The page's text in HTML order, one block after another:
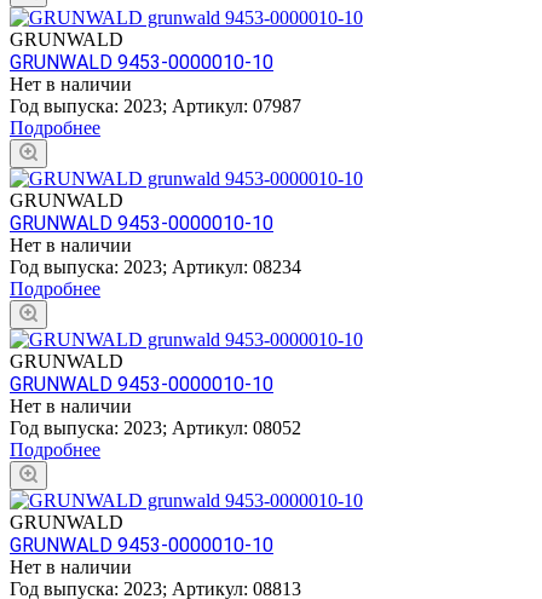
GRUNWALD
GRUNWALD 9453-0000010-10
Нет в наличии
Год выпуска: 2023; Артикул: 07987
Подробнее
GRUNWALD
GRUNWALD 9453-0000010-10
Нет в наличии
Год выпуска: 2023; Артикул: 08234
Подробнее
GRUNWALD
GRUNWALD 9453-0000010-10
Нет в наличии
Год выпуска: 2023; Артикул: 08052
Подробнее
GRUNWALD
GRUNWALD 9453-0000010-10
Нет в наличии
Год выпуска: 2023; Артикул: 08813